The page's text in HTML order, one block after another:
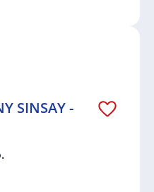
SINSAY -